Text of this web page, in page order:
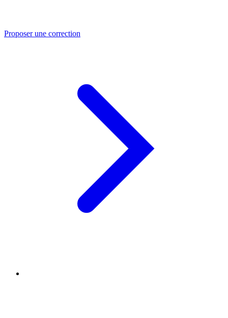
Proposer une correction